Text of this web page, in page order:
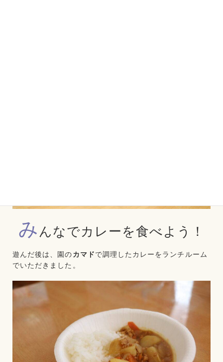
み んなでカレーを食べよう！
遊んだ後は、園のカマドで調理したカレーをランチルーム
でいただきました。